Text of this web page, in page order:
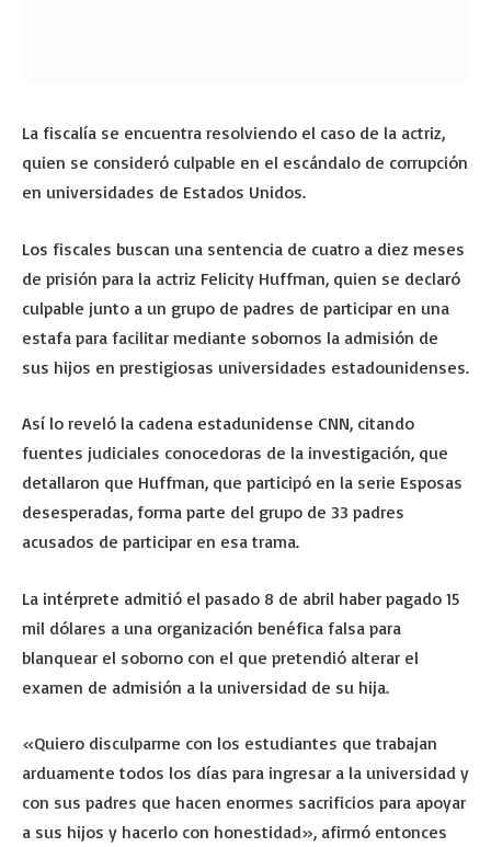
La fiscalía se encuentra resolviendo el caso de la actriz,
quien se consideró culpable en el escándalo de corrupción
en universidades de Estados Unidos.
Los fiscales buscan una sentencia de cuatro a diez meses
de prisión para la actriz Felicity Huffman, quien se declaró
culpable junto a un grupo de padres de participar en una
estafa para facilitar mediante sobornos la admisión de
sus hijos en prestigiosas universidades estadounidenses.
Así lo reveló la cadena estadunidense CNN, citando
fuentes judiciales conocedoras de la investigación, que
detallaron que Huffman, que participó en la serie Esposas
desesperadas, forma parte del grupo de 33 padres
acusados de participar en esa trama.
La intérprete admitió el pasado 8 de abril haber pagado 15
mil dólares a una organización benéfica falsa para
blanquear el soborno con el que pretendió alterar el
examen de admisión a la universidad de su hija.
«Quiero disculparme con los estudiantes que trabajan
arduamente todos los días para ingresar a la universidad y
con sus padres que hacen enormes sacrificios para apoyar
a sus hijos y hacerlo con honestidad», afirmó entonces